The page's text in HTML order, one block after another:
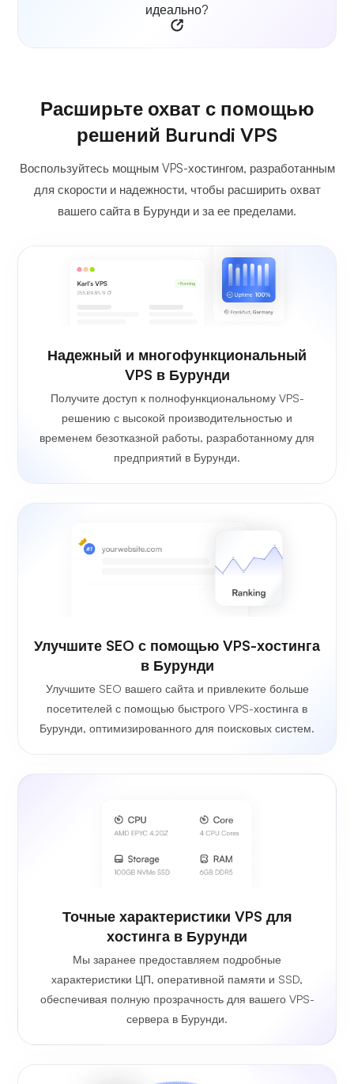
идеально?
Расширьте охват с помощью
решений Burundi VPS
Воспользуйтесь мощным VPS-хостингом, разработанным
для скорости и надежности, чтобы расширить охват
вашего сайта в Бурунди и за ее пределами.
Надежный и многофункциональный
VPS в Бурунди
Получите доступ к полнофункциональному VPS-
решению с высокой производительностью и
временем безотказной работы, разработанному для
предприятий в Бурунди.
Улучшите SEO с помощью VPS-хостинга
в Бурунди
Улучшите SEO вашего сайта и привлеките больше
посетителей с помощью быстрого VPS-хостинга в
Бурунди, оптимизированного для поисковых систем.
Точные характеристики VPS для
хостинга в Бурунди
Мы заранее предоставляем подробные
характеристики ЦП, оперативной памяти и SSD,
обеспечивая полную прозрачность для вашего VPS-
сервера в Бурунди.